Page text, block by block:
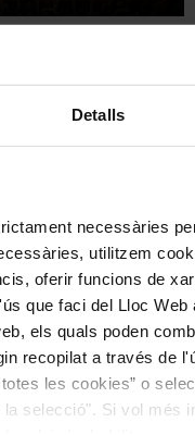
Detalls
necessàries
utilitzem
oferir funcions de
que faci del Lloc Web
els quals poden
recopilat a través de
les cookies” o
selecció". Si vol més
nadalenc en